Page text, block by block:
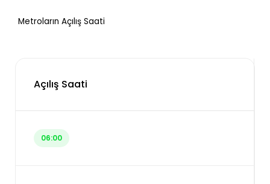
Metroların Açılış Saati
Açılış Saati
06:00